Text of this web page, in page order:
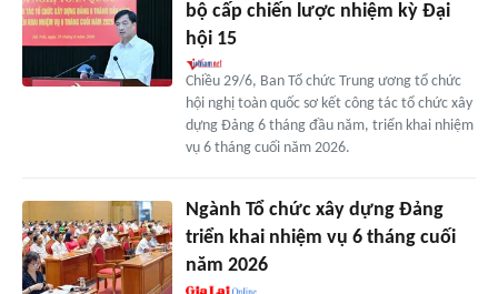
bộ cấp chiến lược nhiệm kỳ Đại
hội 15
Chiều 29/6, Ban Tổ chức Trung ương tổ chức
hội nghị toàn quốc sơ kết công tác tổ chức xây
dựng Đảng 6 tháng đầu năm, triển khai nhiệm
vụ 6 tháng cuối năm 2026.
Ngành Tổ chức xây dựng Đảng
triển khai nhiệm vụ 6 tháng cuối
năm 2026